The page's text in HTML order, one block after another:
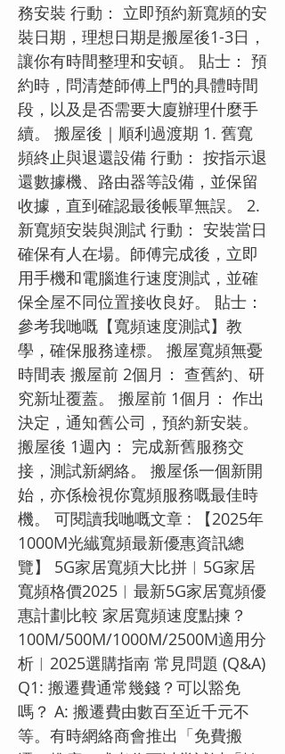
務安裝 行動： 立即預約新寬頻的安
裝日期，理想日期是搬屋後1-3日，
讓你有時間整理和安頓。 貼士： 預
約時，問清楚師傅上門的具體時間
段，以及是否需要大廈辦理什麼手
續。 搬屋後｜順利過渡期 1. 舊寬
頻終止與退還設備 行動： 按指示退
還數據機、路由器等設備，並保留
收據，直到確認最後帳單無誤。 2.
新寬頻安裝與測試 行動： 安裝當日
確保有人在場。師傅完成後，立即
用手機和電腦進行速度測試，並確
保全屋不同位置接收良好。 貼士：
參考我哋嘅【寬頻速度測試】教
學，確保服務達標。 搬屋寬頻無憂
時間表 搬屋前 2個月： 查舊約、研
究新址覆蓋。 搬屋前 1個月： 作出
決定，通知舊公司，預約新安裝。
搬屋後 1週內： 完成新舊服務交
接，測試新網絡。 搬屋係一個新開
始，亦係檢視你寬頻服務嘅最佳時
機。 可閱讀我哋嘅文章 : 【2025年
1000M光纎寬頻最新優惠資訊總
覽】 5G家居寬頻大比拼︱5G家居
寬頻格價2025︱最新5G家居寬頻優
惠計劃比較 家居寬頻速度點揀？
100M/500M/1000M/2500M適用分
析︱2025選購指南 常見問題 (Q&A)
Q1: 搬遷費通常幾錢？可以豁免
嗎？ A: 搬遷費由數百至近千元不
等。有時網絡商會推出「免費搬